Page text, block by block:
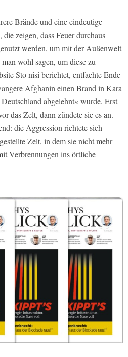
Brände und eine eindeutige
zeigen, dass Feuer durchaus
werden, um mit der Außenwelt
wohl sagen, um diese zu
Sto nisiberichtet, entfachte Ende
Afghanin einen Brand in Kara
abgelehnt« wurde. Erst
das Zelt, dann zündete sie es an.
die Aggression richtete sich
Zelt, in dem sie nicht mehr
Verbrennungen ins örtliche